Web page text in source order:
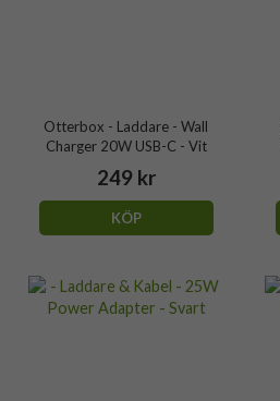
Otterbox - Laddare - Wall
Charger 20W USB-C - Vit
249 kr
KÖP